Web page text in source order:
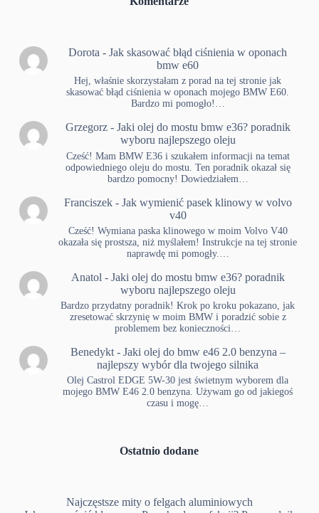
Dorota -Jak skasować błąd ciśnienia w oponach
bmw e60
Hej, właśnie skorzystałam z porad na tej stronie jak
skasować błąd ciśnienia w oponach mojego BMW E60.
Bardzo mi pomogło!…
Grzegorz- Jaki olej do mostu bmw e36? poradnik
wyboru najlepszego oleju
Cześć! Mam BMW E36 i szukałem informacji na temat
odpowiedniego oleju do mostu. Ten poradnik okazał się
bardzo pomocny! Dowiedziałem…
Franciszek- Jak wymienić pasek klinowy w volvo
v40
Cześć! Wymiana paska klinowego w moim Volvo V40
okazała się prostsza, niż myślałem! Instrukcje na tej stronie
naprawdę mi pomogły.…
Anatol - Jaki olej do mostu bmw e36? poradnik
wyboru najlepszego oleju
Bardzo przydatny poradnik! Krok po kroku pokazano, jak
zresetować skrzynię w moim BMW i poradzić sobie z
problemem bez konieczności…
Benedykt- Jaki olej do bmw e46 2.0 benzyna –
najlepszy wybór dla twojego silnika
Olej Castrol EDGE 5W-30 jest świetnym wyborem dla
mojego BMW E46 2.0 benzyna. Używam go od jakiegoś
czasu i mogę…
Ostatnio dodane
Najczęstsze mity o felgach aluminiowych